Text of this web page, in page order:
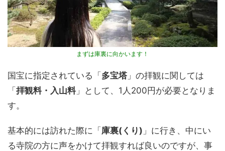
まずは庫裏に向かいます！
国宝に指定されている「 多宝塔 」の拝観に関しては
「 拝観料・入山料」として、1人200円が必要となりま
す。
基本的には訪れた際に「 庫裏(くり) 」に行き、中にい
る寺院の方に声をかけて拝観すれば良いのですが、事